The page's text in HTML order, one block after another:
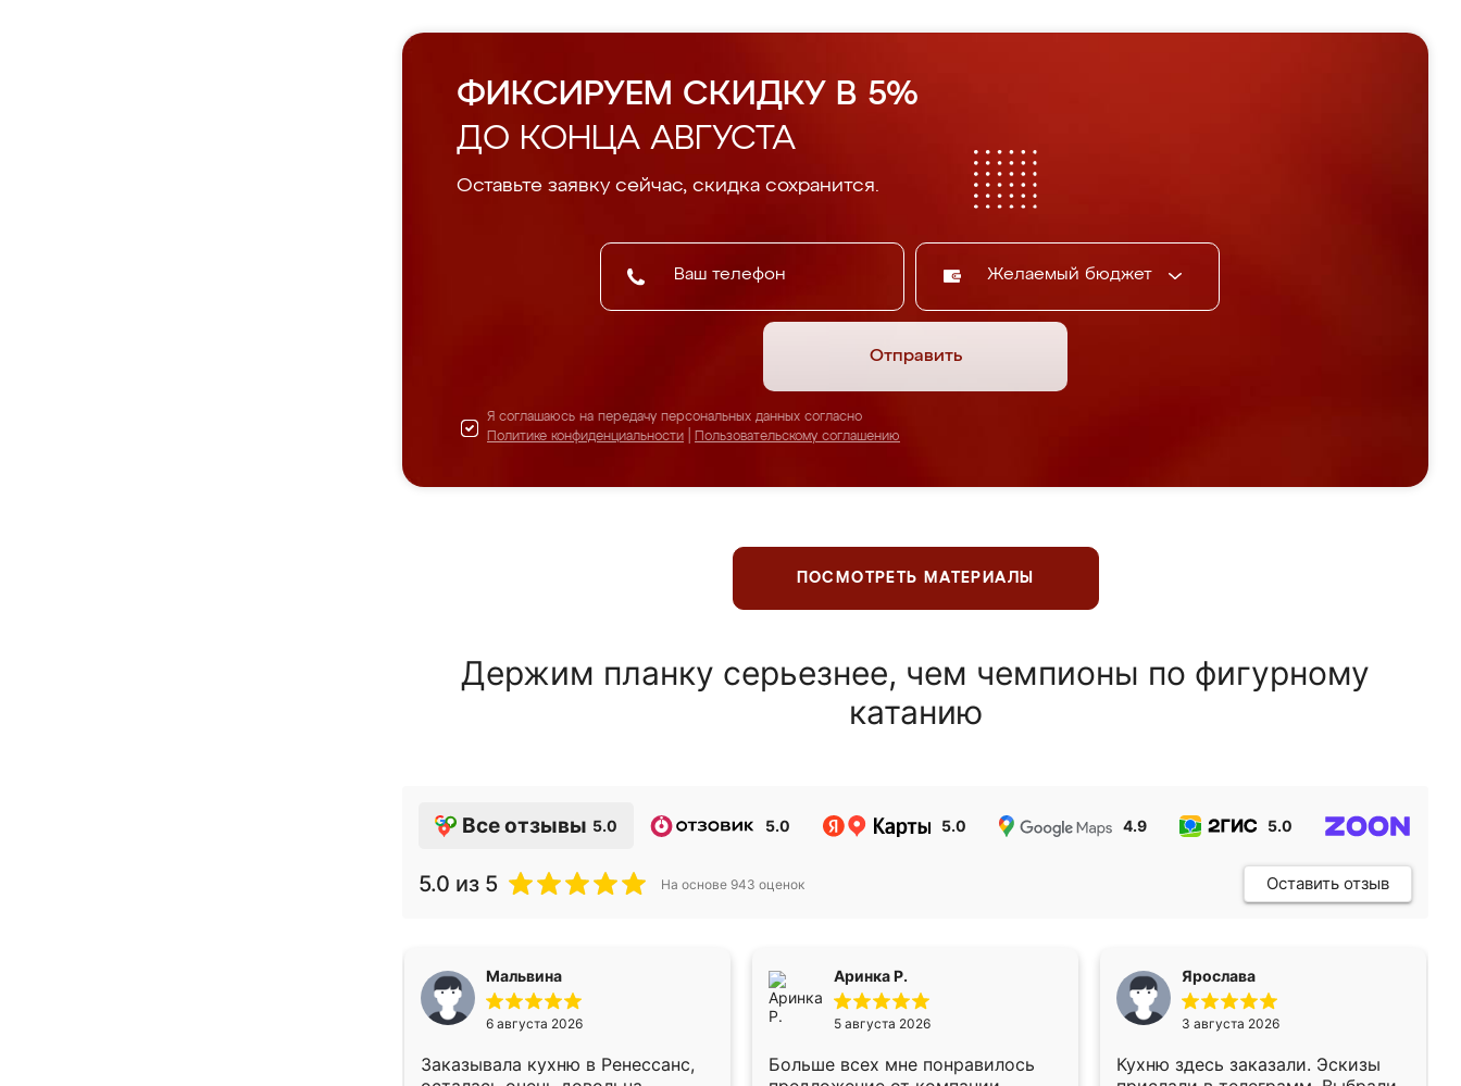
ФИКСИРУЕМ СКИДКУ В 5%
ДО КОНЦА АВГУСТА
Оставьте заявку сейчас, скидка сохранится.
Желаемый бюджет
Отправить
Я соглашаюсь на передачу персональных данных согласно
Политике конфиденциальности
Пользовательскому соглашению
ПОСМОТРЕТЬ МАТЕРИАЛЫ
Держим планку серьезнее, чем чемпионы по фигурному
катанию
Все отзывы 5.0 5.0 5.0 4.9 5.0
5.0 из 5 На основе 943 оценок Оставить отзыв
Мальвина
6 августа 2026
Заказывала кухню в Ренессанс,
Аринка Р.
5 августа 2026
Больше всех мне понравилось
Ярослава
3 августа 2026
Кухню здесь заказали. Эскизы